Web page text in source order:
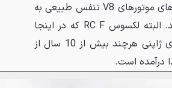
سیلندرهای باقی مانده هم همگی توربوشارژ هستند. درنتیجه، روزهای موتورهای V8 تنفس طبیعی به
شماره افتاده است. همین موضوع بهانهٔ برگزاری این مقایسه شد. البته لکسوس RC F که در اینجا
می‌بینید دیگر قابل سفارش نیست. این خودروی عضلانی 5 لیتری ژاپنی هرچند بیش از 10 سال از
درآمده است.